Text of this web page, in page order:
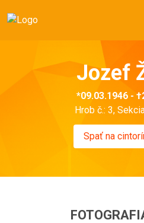
Jozef
*09.03.1946 -
Hrob č.: 3,
Spať na